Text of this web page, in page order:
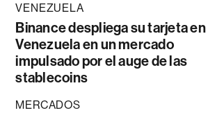
VENEZUELA
Binance despliega su tarjeta en
Venezuela en un mercado
impulsado por el auge de las
stablecoins
MERCADOS